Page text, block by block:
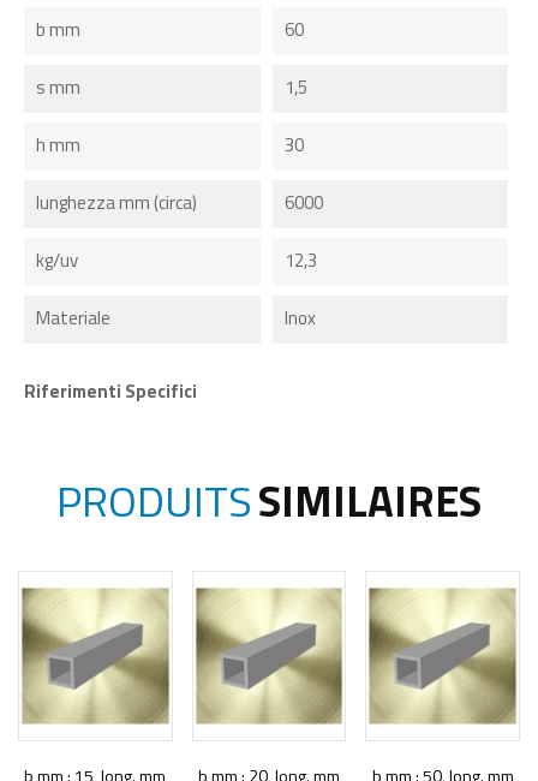
b mm 60
s mm 1,5
h mm 30
lunghezza mm (circa) 6000
kg/uv 12,3
Materiale Inox
Riferimenti Specifici
PRODUITSSIMILAIRES